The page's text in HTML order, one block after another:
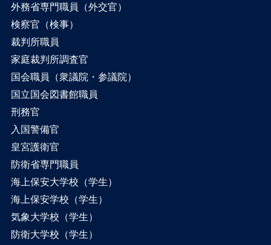
外務省専門職員（外交官）
検察官（検事）
裁判所職員
家庭裁判所調査官
国会職員（衆議院・参議院）
国立国会図書館職員
刑務官
入国警備官
皇宮護衛官
防衛省専門職員
海上保安大学校（学生）
海上保安学校（学生）
気象大学校（学生）
防衛大学校（学生）